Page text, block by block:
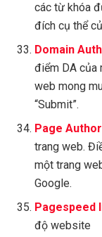
các từ khóa
đích cụ thể
Domain
điểm DA của
web mong
“Submit”.
Page
trang web.
một trang
Google.
Pagespeed
độ website